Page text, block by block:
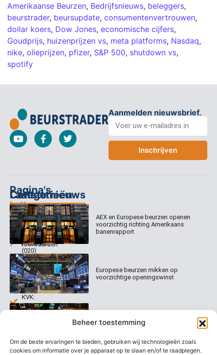
Beheer toestemming
Om de beste ervaringen te bieden, gebruiken wij technologieën zoals
cookies om informatie over je apparaat op te slaan en/of te raadplegen.
Amerikaanse Beurzen, Bedrijfsnieuws, beleggers,
beurstrader, beursupdate, consumentenvertrouwen,
dollar koers, Dow Jones, economische cijfers,
Goudprijs, huizenprijzen vs, meta platforms, Nasdaq,
nike, olieprijzen, pfizer, S&P 500, shutdown vs,
spotify
Aanmelden nieuwsbrief.
Inschrijven
Pagina's
Home
Abonnementen
Dagcommentaar
Tradealert
Organisatie
Contact
Categorieën
Columns
Dagcommentaar
Algemene
voorwaarden
Disclaimer
Welk
abonnement
kiezen
Contact
Keizersgracht
520
1017 EK
Amsterdam
(020)
231
0020
info@beurstrader.nl
KVK:
99197022
Laatste nieuws
AEX en Europese beurzen openen
voorzichtig richting Amerikaans
banenrapport
Europese beurzen mikken op
voorzichtige openingswinst
Europese beurzen blijven dicht bij
recordstanden